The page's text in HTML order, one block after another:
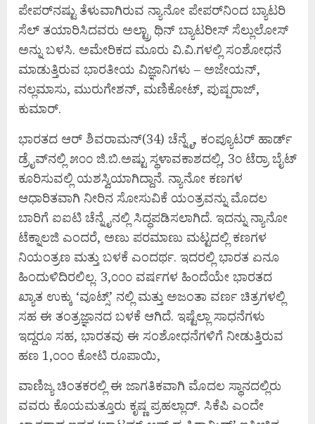
ಪೇಪರ್‌ನಷ್ಟು ತೆಳುವಾಗಿರುವ ನ್ಯಾನೋ ಪೇಪರ್‌ನಿಂದ ಬ್ಯಾಟರಿ
ಸೆಲ್ ತಯಾರಿಸಿದವರು ಅಲ್ಟ್ರಾ ಥಿನ್ ಬ್ಯಾಟರೀಸ್ ಸೆಲ್ಲುಲೋಸ್
ಅನ್ನು ಬಳಸಿ. ಅಮೇರಿಕದ ಮೂರು ವಿ.ವಿ.ಗಳಲ್ಲಿ ಸಂಶೋಧನೆ
ಮಾಡುತ್ತಿರುವ ಭಾರತೀಯ ವಿಜ್ಞಾನಿಗಳು – ಅಜೇಯನ್,
ನಲ್ಲಮಾಸು, ಮುರುಗೇಶನ್, ಮಣಿಕೋಟ್, ಪುಷ್ಪರಾಜ್,
ಕುಮಾರ್.
ಭಾರತದ ಆರ್ ಶಿವರಾಮನ್(34) ಚೆನ್ನೈ, ಕಂಪ್ಯೂಟರ್ ಹಾರ್ಡ್
ಡ್ರೈವ್‌ನಲ್ಲಿ ೫೦೦ ಜಿ.ಬಿ.ಅಷ್ಟು ಸ್ಥಳಾವಕಾಶದಲ್ಲಿ, 3೦ ಟೆರ್ರಾ ಬೈಟ್
ಕೂರಿಸುವಲ್ಲಿ ಯಶಸ್ವಿಯಾಗಿದ್ದಾನೆ. ನ್ಯಾನೋ ಕಣಗಳ
ಆಧಾರಿತವಾಗಿ ನೀರಿನ ಸೋಸುವಿಕೆ ಯಂತ್ರವನ್ನು ಮೊದಲ
ಬಾರಿಗೆ ಐಐಟಿ ಚೆನ್ನೈನಲ್ಲಿ ಸಿದ್ಧಪಡಿಸಲಾಗಿದೆ. ಇದನ್ನು ನ್ಯಾನೋ
ಟೆಕ್ನಾಲಜಿ ಎಂದರೆ, ಅಣು ಪರಮಾಣು ಮಟ್ಟದಲ್ಲಿ ಕಣಗಳ
ನಿಯಂತ್ರಣ ಮತ್ತು ಬಳಕೆ ಎಂದರ್ಥ. ಇದರಲ್ಲಿ ಭಾರತ ಏನೂ
ಹಿಂದುಳಿದಿರಲಿಲ್ಲ. 3,೦೦೦ ವರ್ಷಗಳ ಹಿಂದೆಯೇ ಭಾರತದ
ಖ್ಯಾತ ಉಕ್ಕು ‘ವೂಟ್ಸ್’ ನಲ್ಲಿ ಮತ್ತು ಅಜಂತಾ ವರ್ಣ ಚಿತ್ರಗಳಲ್ಲಿ
ಸಹ ಈ ತಂತ್ರಜ್ಞಾನದ ಬಳಕೆ ಆಗಿದೆ. ಇಷ್ಟೆಲ್ಲಾ ಸಾಧನೆಗಳು
ಇದ್ದರೂ ಸಹ, ಭಾರತವು ಈ ಸಂಶೋಧನೆಗಳಿಗೆ ನೀಡುತ್ತಿರುವ
ಹಣ 1,೦೦೦ ಕೋಟಿ ರೂಪಾಯಿ,
ವಾಣಿಜ್ಯ ಚಿಂತಕರಲ್ಲಿ ಈ ಜಾಗತಿಕವಾಗಿ ಮೊದಲ ಸ್ಥಾನದಲ್ಲಿರು
ವವರು ಕೊಯಮತ್ತೂರು ಕೃಷ್ಣ ಪ್ರಹಲ್ಲಾದ್. ಸಿಕೆಪಿ ಎಂದೇ